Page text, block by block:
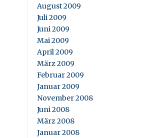
August 2009
Juli 2009
Juni 2009
Mai 2009
April 2009
März 2009
Februar 2009
Januar 2009
November 2008
Juni 2008
März 2008
Januar 2008